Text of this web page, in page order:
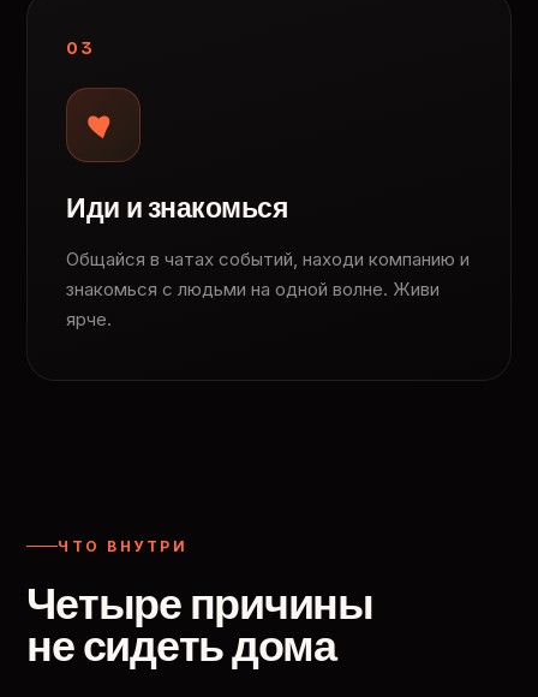
03
Иди и знакомься
Общайся в чатах событий, находи компанию и
знакомься с людьми на одной волне. Живи
ярче.
ЧТО ВНУТРИ
Четыре причины
не сидеть дома